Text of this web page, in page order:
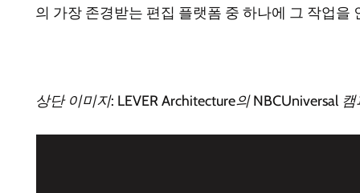
의 가장 존경받는 편집 플랫폼 중 하나에 그 작업
상단 이미지: LEVER Architecture의 NBCUniversal